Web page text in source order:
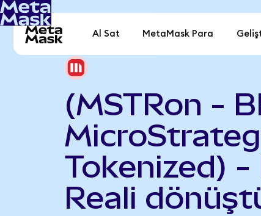
Al Sat MetaMask Para
(MSTRon -
Tokenized) -
Reali